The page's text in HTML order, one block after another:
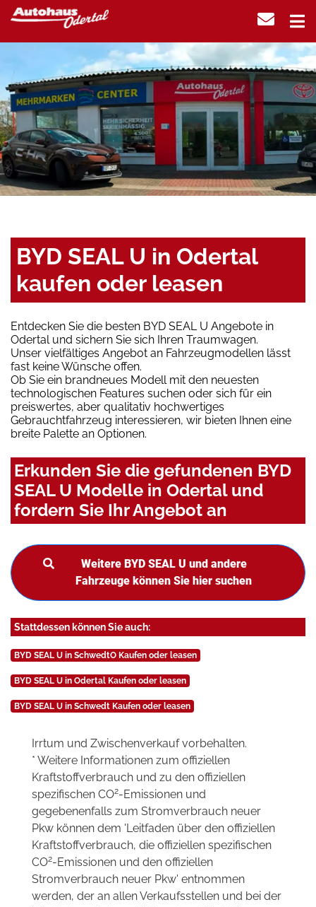
BYD SEAL U in Odertal
kaufen oder leasen
Entdecken Sie die besten BYD SEAL U Angebote in
Odertal und sichern Sie sich Ihren Traumwagen.
Unser vielfältiges Angebot an Fahrzeugmodellen lässt
fast keine Wünsche offen.
Ob Sie ein brandneues Modell mit den neuesten
technologischen Features suchen oder sich für ein
preiswertes, aber qualitativ hochwertiges
Gebrauchtfahrzeug interessieren, wir bieten Ihnen eine
breite Palette an Optionen.
Erkunden Sie die gefundenen BYD
SEAL U Modelle in Odertal und
fordern Sie Ihr Angebot an
Weitere BYD SEAL U und andere
Fahrzeuge können Sie hier suchen
Stattdessen können Sie auch:
BYD SEAL U in SchwedtO Kaufen oder leasen
BYD SEAL U in Odertal Kaufen oder leasen
BYD SEAL U in Schwedt Kaufen oder leasen
Irrtum und Zwischenverkauf vorbehalten.
* Weitere Informationen zum offiziellen
Kraftstoffverbrauch und zu den offiziellen
spezifischen CO2-Emissionen und
gegebenenfalls zum Stromverbrauch neuer
Pkw können dem 'Leitfaden über den offiziellen
Kraftstoffverbrauch, die offiziellen spezifischen
CO2-Emissionen und den offiziellen
Stromverbrauch neuer Pkw' entnommen
werden, der an allen Verkaufsstellen und bei der